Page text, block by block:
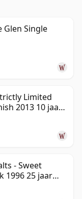
Glen Single
Limited
2013 10 jaar
- Sweet
1996 25 jaar